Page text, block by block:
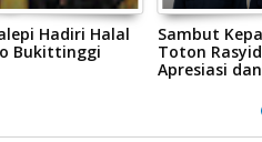
Hadiri Halal
Bukittinggi
Sambut
Toton
Apresiasi